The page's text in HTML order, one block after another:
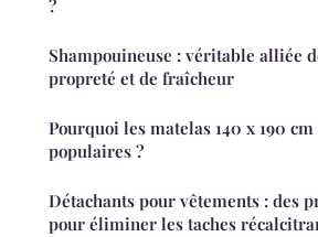
?
Shampouineuse : véritable alliée
propreté et de fraîcheur
Pourquoi les matelas 140 x 190
populaires ?
Détachants pour vêtements : des
pour éliminer les taches